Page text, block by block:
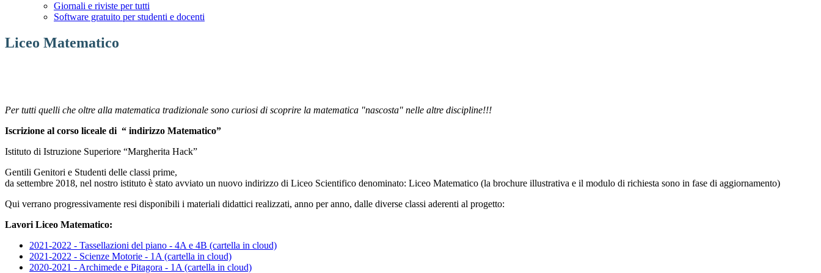
Giornali e riviste per tutti
Software gratuito per studenti e docenti
Liceo Matematico
Per tutti quelli che oltre alla matematica tradizionale sono curiosi di scoprire la matematica "nascosta" nelle altre discipline!!!
Iscrizione al corso liceale di “ indirizzo Matematico”
Istituto di Istruzione Superiore “Margherita Hack”
Gentili Genitori e Studenti delle classi prime,
da settembre 2018, nel nostro istituto è stato avviato un nuovo indirizzo di Liceo Scientifico denominato: Liceo Matematico (la brochure illustrativa e il modulo di richiesta sono in fase di aggiornamento)
Qui verrano progressivamente resi disponibili i materiali didattici realizzati, anno per anno, dalle diverse classi aderenti al progetto:
Lavori Liceo Matematico:
2021-2022 - Tassellazioni del piano - 4A e 4B (cartella in cloud)
2021-2022 - Scienze Motorie - 1A (cartella in cloud)
2020-2021 - Archimede e Pitagora - 1A (cartella in cloud)